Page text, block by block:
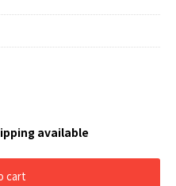
available
cart